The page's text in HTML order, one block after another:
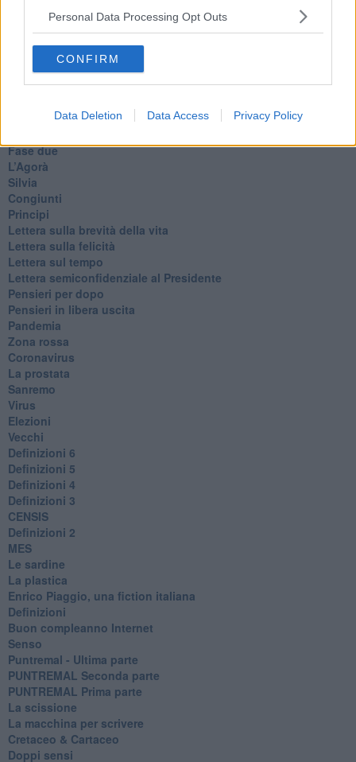
Personal Data Processing Opt Outs
CONFIRM
Data Deletion Data Access Privacy Policy
Commissari
Grullaia
Spot
​La guerra dei mondi
Fase due
L’Agorà
Silvia
Congiunti
Principi
​Lettera sulla brevità della vita
​Lettera sulla felicità
​Lettera sul tempo
Lettera semiconfidenziale al Presidente
Pensieri per dopo
​Pensieri in libera uscita
Pandemia
Zona rossa
Coronavirus
La prostata
Sanremo
Virus
Elezioni
Vecchi
Definizioni 6
Definizioni 5
Definizioni 4
Definizioni 3
CENSIS
​Definizioni 2
MES
Le sardine
La plastica
​Enrico Piaggio, una fiction italiana
Definizioni
​Buon compleanno Internet
Senso
Puntremal - Ultima parte
PUNTREMAL Seconda parte
​PUNTREMAL Prima parte
La scissione
La macchina per scrivere
Cretaceo & Cartaceo
Doppi sensi